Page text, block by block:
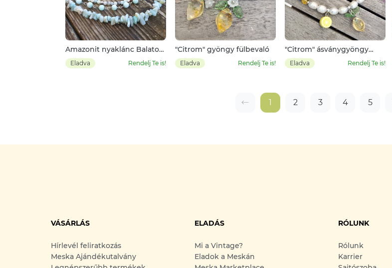
Amazonit nyaklánc Balaton
medállal
Eladva Rendelj Te is!
"Citrom" gyöngy fülbevaló
Eladva Rendelj Te is!
"Citrom" ásványgyöngy
karkötő
Eladva Rendelj Te is!
1 2 3 4 5
VÁSÁRLÁS
Hírlevél feliratkozás
Meska Ajándékutalvány
ELADÁS
Mi a Vintage?
Eladok a Meskán
RÓLUNK
Rólunk
Karrier